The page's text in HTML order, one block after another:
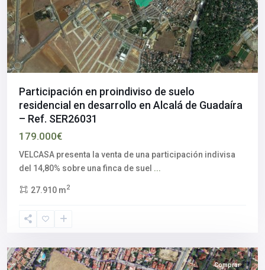
Participación en proindiviso de suelo
residencial en desarrollo en Alcalá de Guadaíra
– Ref. SER26031
179.000€
VELCASA presenta la venta de una participación indivisa
del 14,80% sobre una finca de suel ...
27.910 m2
de
Sevilla
Comprar